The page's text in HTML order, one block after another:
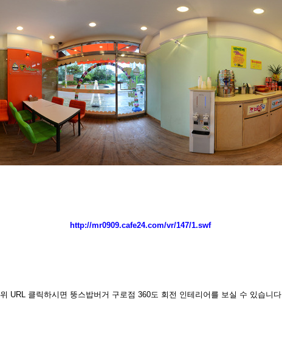
http://mr0909.cafe24.com/vr/147/1.swf
위 URL 클릭하시면 뚱스밥버거 구로점 360도 회전 인테리어를 보실 수 있습니다